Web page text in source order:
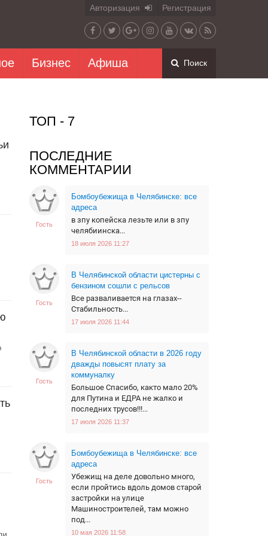
Авторизация Регистрация
Бизнес Афиша Поиск
ТОП - 7
ПОСЛЕДНИЕ
КОММЕНТАРИИ
Гость
Бомбоубежища в Челябинске: все
адреса
в зпу копейска лезьте или в зпу
челябиинска...
18 июля 2026 11:27
Гость
В Челябинской области цистерны с
бензином сошли с рельсов
Все разваливается на глазах--
Стабильность...
17 июля 2026 11:44
Гость
В Челябинской области в 2026 году
дважды повысят плату за
коммуналку
Большое Спасибо, както мало 20%
для Путина и ЕДРА не жалко и
последних трусов!!!...
17 июля 2026 11:37
Гость
Бомбоубежища в Челябинске: все
адреса
Убежищ на деле довольно много,
если пройтись вдоль домов старой
застройки на улице
Машиностроителей, там можно
под...
10 мая 2026 11:58